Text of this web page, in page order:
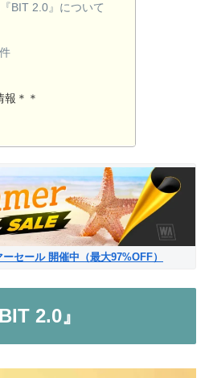
BIT 2.0』について
報＊＊
セール 開催中（最大97%OFF）
2.0』